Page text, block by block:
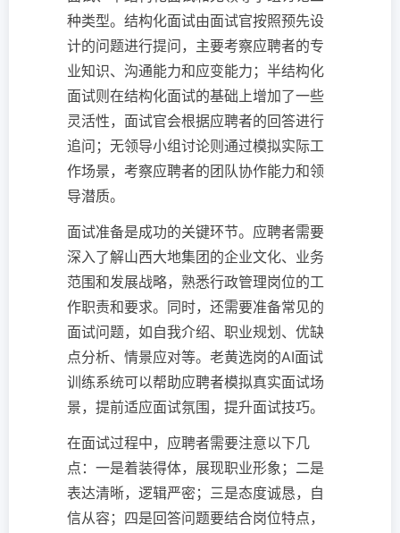
种类型。结构化面试由面试官按照预先设
计的问题进行提问，主要考察应聘者的专
业知识、沟通能力和应变能力；半结构化
面试则在结构化面试的基础上增加了一些
灵活性，面试官会根据应聘者的回答进行
追问；无领导小组讨论则通过模拟实际工
作场景，考察应聘者的团队协作能力和领
导潜质。
面试准备是成功的关键环节。应聘者需要
深入了解山西大地集团的企业文化、业务
范围和发展战略，熟悉行政管理岗位的工
作职责和要求。同时，还需要准备常见的
面试问题，如自我介绍、职业规划、优缺
点分析、情景应对等。老黄选岗的AI面试
训练系统可以帮助应聘者模拟真实面试场
景，提前适应面试氛围，提升面试技巧。
在面试过程中，应聘者需要注意以下几
点：一是着装得体，展现职业形象；二是
表达清晰，逻辑严密；三是态度诚恳，自
信从容；四是回答问题要结合岗位特点，